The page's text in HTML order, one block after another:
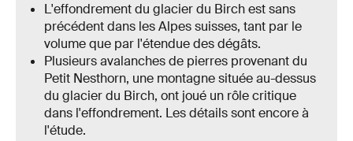
L'effondrement du glacier du Birch est sans
précédent dans les Alpes suisses, tant par le
volume que par l'étendue des dégâts.
Plusieurs avalanches de pierres provenant du
Petit Nesthorn, une montagne située au-dessus
du glacier du Birch, ont joué un rôle critique
dans l'effondrement. Les détails sont encore à
l'étude.